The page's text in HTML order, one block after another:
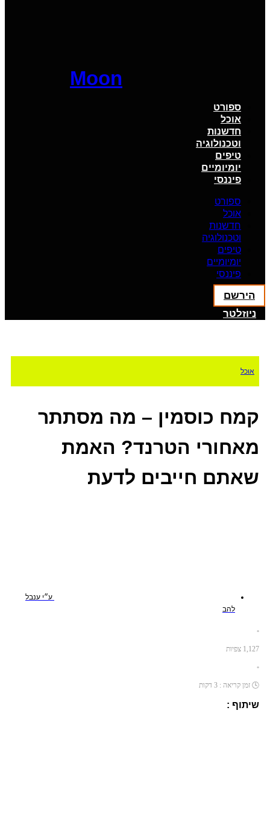
Moon
ספורט
אוכל
חדשנות
וטכנולוגיה
טיפים
יומיומיים
פיננסי
ספורט
אוכל
חדשנות
וטכנולוגיה
טיפים
יומיומיים
פיננסי
הירשם
ניוזלטר
אוכל
קמח כוסמין – מה מסתתר
מאחורי הטרנד? האמת
שאתם חייבים לדעת
ע״י ענבל
להב
•
1,127 צפיות
•
🕓 זמן קריאה : 3 דקות
שיתוף :